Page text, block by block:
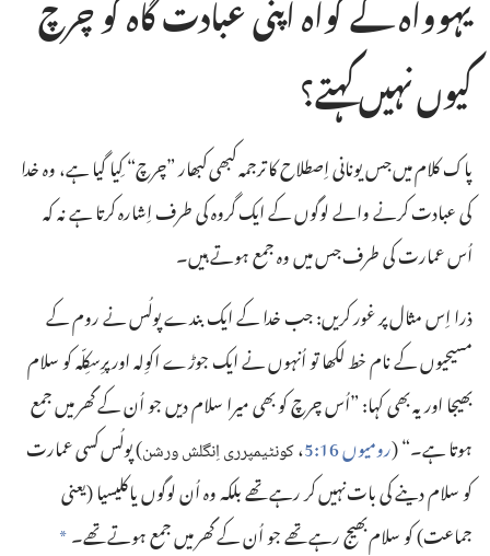
کیوں نہیں کہتے؟‏
پاک کلام میں جس یونانی اِصطلا‌ح کا ترجمہ کبھی کبھار ”‏چرچ“‏ کِیا گیا ہے، وہ خدا
کی عبادت کرنے والے لوگوں کے ایک گروہ کی طرف اِشارہ کرتا ہے نہ کہ
اُس عمارت کی طرف جس میں وہ جمع ہوتے ہیں۔‏
ذرا اِس مثال پر غور کریں:‏ جب خدا کے ایک بندے پولُس نے روم کے
مسیحیوں کے نام خط لکھا تو اُنہوں نے ایک جوڑے اکوِلہ اور پرِسکِلّہ کو سلام
بھیجا اور یہ بھی کہا:‏ ”‏اُس چرچ کو بھی میرا سلام دیں جو اُن کے گھر میں جمع
ہوتا ہے۔“‏ (‏رومیوں 16:‏5 ‏،کونٹیمپرریاِنگلشورشن‏)‏ پولُس کسی عمارت
کو سلام دینے کی بات نہیں کر رہے تھے بلکہ وہ اُن لوگوں یا کلیسیا (‏یعنی
جماعت)‏ کو سلام بھیج رہے تھے جو اُن کے گھر میں جمع ہوتے تھے۔‏ a